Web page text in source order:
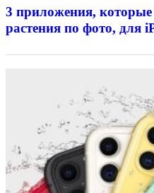
3 приложения, которые
растения по фото, для